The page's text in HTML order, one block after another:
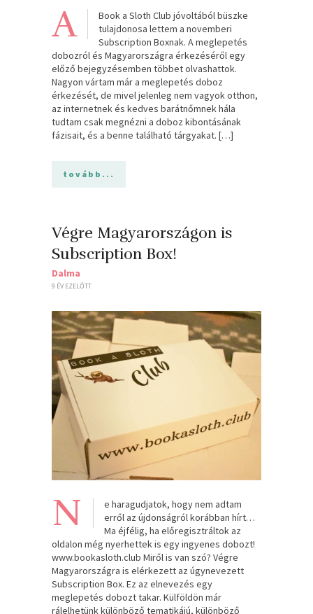
A
Book a Sloth Club jóvoltából büszke
tulajdonosa lettem a novemberi
Subscription Boxnak. A meglepetés
dobozról és Magyarországra érkezéséről egy
előző bejegyzésemben többet olvashattok.
Nagyon vártam már a meglepetés doboz
érkezését, de mivel jelenleg nem vagyok otthon,
az internetnek és kedves barátnőmnek hála
tudtam csak megnézni a doboz kibontásának
fázisait, és a benne található tárgyakat. […]
tovább...
Végre Magyarországon is
Subscription Box!
Dalma
9 ÉV EZELŐTT
N
e haragudjatok, hogy nem adtam
erről az újdonságról korábban hírt…
Ma éjfélig, ha előregisztráltok az
oldalon még nyerhettek is egy ingyenes dobozt!
www.bookasloth.club Miről is van szó? Végre
Magyarországra is elérkezett az úgynevezett
Subscription Box. Ez az elnevezés egy
meglepetés dobozt takar. Külföldön már
rálelhetünk különböző tematikájú, különböző